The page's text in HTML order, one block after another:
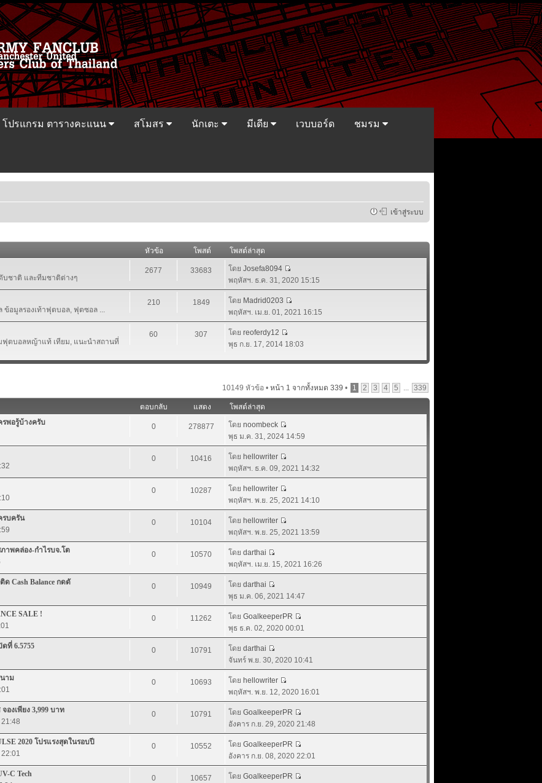
โปรแกรม ตารางคะแนน สโมสร นักเตะ มีเดีย เวบบอร์ด ชมรม
เข้าสู่ระบบ
หัวข้อ โพสต์
โพสต์ล่าสุด
บชาติ และทีมชาติต่างๆ
2677 33683 โดย Josefa8094
พฤหัสฯ. ธ.ค. 31, 2020 15:15
อมูลรองเท้าฟุตบอล, ฟุตซอล ...
210 1849 โดย Madrid0203
พฤหัสฯ. เม.ย. 01, 2021 16:15
ฟุตบอลหญ้าแท้ เทียม, แนะนำสถานที่
60 307 โดย reoferdy12
พุธ ก.ย. 17, 2014 18:03
10149 หัวข้อ • หน้า 1 จากทั้งหมด 339 • 1 2 3 4 5 ... 339
ตอบกลับ แสดง
โพสต์ล่าสุด
รพอรู้บ้างครับ
0 278877 โดย noombeck
พุธ ม.ค. 31, 2024 14:59
0 10416 โดย hellowriter
พฤหัสฯ. ธ.ค. 09, 2021 14:32
0 10287 โดย hellowriter
พฤหัสฯ. พ.ย. 25, 2021 14:10
รบครัน
0 10104 โดย hellowriter
พฤหัสฯ. พ.ย. 25, 2021 13:59
าพคล่อง-กำไรบจ.โต
0 10570 โดย darthai
พฤหัสฯ. เม.ย. 15, 2021 16:26
Cash Balance กดดั
0 10949 โดย darthai
พุธ ม.ค. 06, 2021 14:47
SALE !
0 11262 โดย GoalkeeperPR
พุธ ธ.ค. 02, 2020 00:01
ที่ 6.5755
0 10791 โดย darthai
จันทร์ พ.ย. 30, 2020 10:41
าม
0 10693 โดย hellowriter
พฤหัสฯ. พ.ย. 12, 2020 16:01
องเพียง 3,999 บาท
0 10791 โดย GoalkeeperPR
อังคาร ก.ย. 29, 2020 21:48
2020 โปรแรงสุดในรอบปี
0 10552 โดย GoalkeeperPR
อังคาร ก.ย. 08, 2020 22:01
C Tech
0 10657 โดย GoalkeeperPR